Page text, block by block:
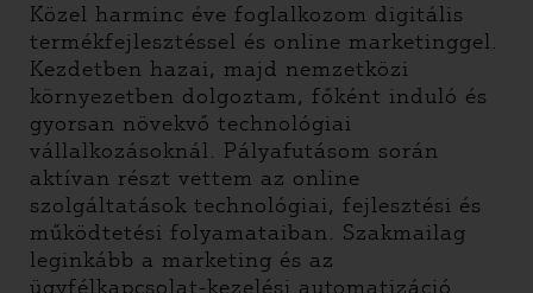
Közel harminc éve foglalkozom digitális
termékfejlesztéssel és online marketinggel.
Kezdetben hazai, majd nemzetközi
környezetben dolgoztam, főként induló és
gyorsan növekvő technológiai
vállalkozásoknál. Pályafutásom során
aktívan részt vettem az online
szolgáltatások technológiai, fejlesztési és
működtetési folyamataiban. Szakmailag
leginkább a marketing és az
ügyfélkapcsolat-kezelési automatizáció